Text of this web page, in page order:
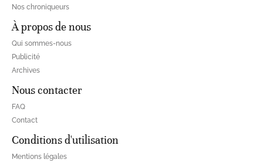
Nos chroniqueurs
À propos de nous
Qui sommes-nous
Publicité
Archives
Nous contacter
FAQ
Contact
Conditions d'utilisation
Mentions légales